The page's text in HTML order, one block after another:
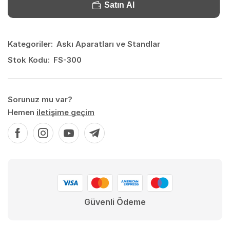
Satın Al
Kategoriler: Askı Aparatları ve Standlar
Stok Kodu: FS-300
Sorunuz mu var?
Hemen iletişime geçim
Güvenli Ödeme